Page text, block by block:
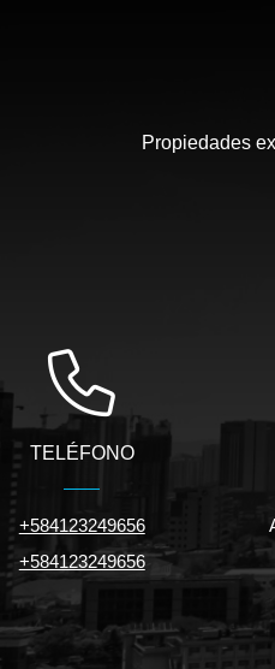
Propiedades
TELÉFONO
+584123249656
+584123249656